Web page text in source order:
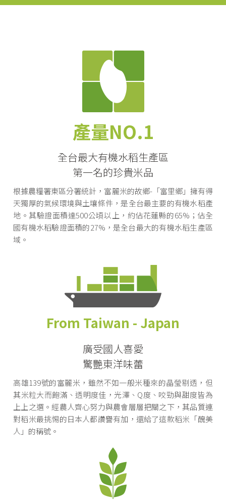
產量NO.1
全台最大有機水稻生產區
第一名的珍貴米品
根據農糧署東區分署統計，富麗米的故鄉-「富里鄉」擁有得
天獨厚的氣候環境與土壤條件，是全台最主要的有機水稻產
地。其驗證面積達500公頃以上，約佔花蓮縣的65%；佔全
國有機水稻驗證面積的27%，是全台最大的有機水稻生產區
域。
From Taiwan - Japan
廣受國人喜愛
驚艷東洋味蕾
高雄139號的富麗米，雖然不如一般米種來的晶瑩剔透，但
其米粒大而飽滿、透明度佳，光澤、Q度、咬勁與甜度皆為
上上之選。經農人齊心努力與農會層層把關之下，其品質連
對稻米最挑惕的日本人都讚譽有加，還給了這款稻米「醜美
人」的稱號。